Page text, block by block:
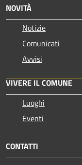
NOVITÀ
Notizie
Comunicati
Avvisi
VIVERE IL COMUNE
Luoghi
Eventi
CONTATTI